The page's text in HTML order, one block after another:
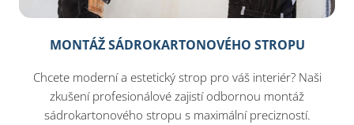
MONTÁŽ SÁDROKARTONOVÉHO STROPU
Chcete moderní a estetický strop pro váš interiér? Naši
zkušení profesionálové zajistí odbornou montáž
sádrokartonového stropu s maximální precizností.